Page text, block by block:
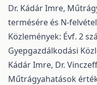
Dr. Kádár Imre,
termésére és N-
Közlemények: Évf. 2
Gyepgazdálkodási
Kádár Imre, Dr.
Műtrágyahatások